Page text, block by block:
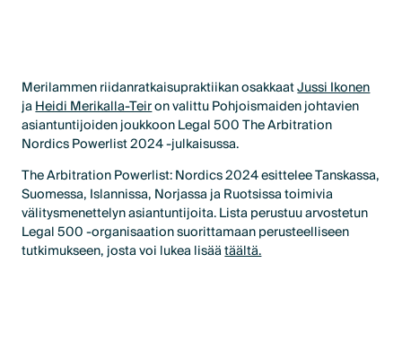
Merilammen riidanratkaisupraktiikan osakkaatJussi Ikonen
jaHeidi Merikalla-Teiron valittu Pohjoismaiden johtavien
asiantuntijoiden joukkoon Legal 500 The Arbitration
Nordics Powerlist 2024 -julkaisussa.
The Arbitration Powerlist: Nordics 2024 esittelee Tanskassa,
Suomessa, Islannissa, Norjassa ja Ruotsissa toimivia
välitysmenettelyn asiantuntijoita. Lista perustuu arvostetun
Legal 500 -organisaation suorittamaan perusteelliseen
tutkimukseen, josta voi lukea lisäätäältä.